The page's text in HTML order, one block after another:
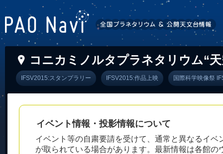
コニカミノルタプラネタリウム“
IFSV2015:スタンプラリー IFSV2015:作品上映 国際科学映像祭
イベント情報・投影情報について
イベント等の自粛要請を受けて、通常と異なるイ
が取られている場合があります。最新情報は各館